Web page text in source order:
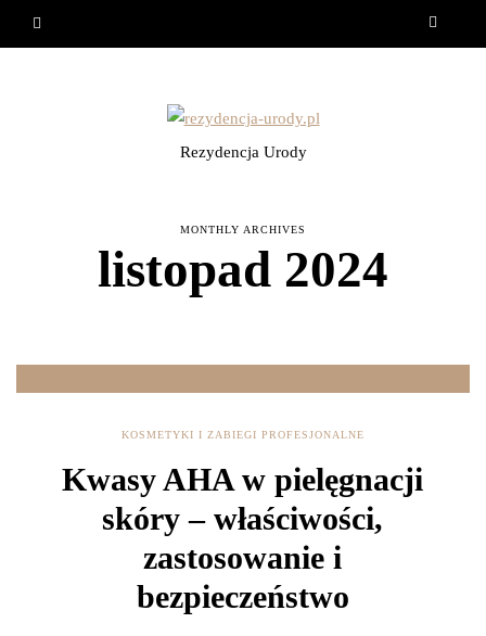
Rezydencja Urody
MONTHLY ARCHIVES
listopad 2024
KOSMETYKI I ZABIEGI PROFESJONALNE
Kwasy AHA w pielęgnacji
skóry – właściwości,
zastosowanie i
bezpieczeństwo